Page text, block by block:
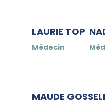
LAURIE TOP
Médecin
MAUDE